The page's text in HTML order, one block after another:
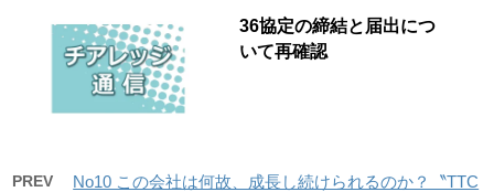
36協定の締結と届出につ
いて再確認
PREV
No10 この会社は何故、成長し続けられるのか？〝TTC